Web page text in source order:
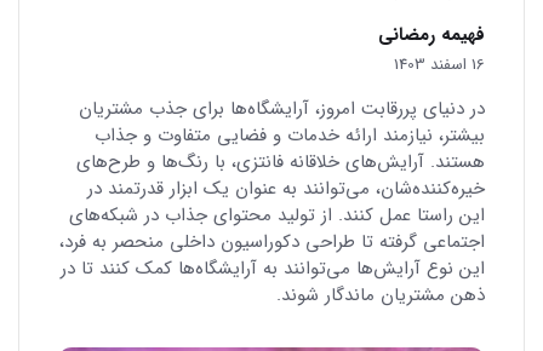
فهیمه رمضانی
16 اسفند 1403
در دنیای پررقابت امروز، آرایشگاه‌ها برای جذب مشتریان
بیشتر، نیازمند ارائه خدمات و فضایی متفاوت و جذاب
هستند. آرایش‌های خلاقانه فانتزی، با رنگ‌ها و طرح‌های
خیره‌کننده‌شان، می‌توانند به عنوان یک ابزار قدرتمند در
این راستا عمل کنند. از تولید محتوای جذاب در شبکه‌های
اجتماعی گرفته تا طراحی دکوراسیون داخلی منحصر به فرد،
این نوع آرایش‌ها می‌توانند به آرایشگاه‌ها کمک کنند تا در
ذهن مشتریان ماندگار شوند.